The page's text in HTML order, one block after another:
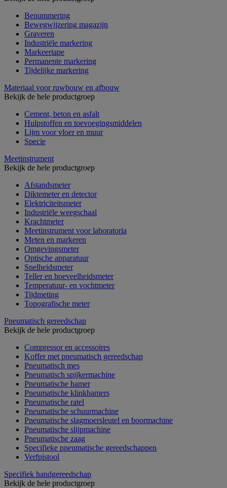
Benummering
Bewegwijzering magazijn
Graveren
Industriële markering
Markeertape
Permanente markering
Tijdelijke markering
Materiaal voor ruwbouw en afbouw
Bekijk de hele productgroep
Cement, beton en asfalt
Hulpstoffen en toevoegingsmiddelen
Lijm voor vloer en muur
Specie
Meetinstrument
Bekijk de hele productgroep
Afstandsmeter
Diktemeter en detector
Elektriciteitsmeter
Industriële weegschaal
Krachtmeter
Meetinstrument voor laboratoria
Meten en markeren
Omgevingsmeter
Optische apparatuur
Snelheidsmeter
Teller en hoeveelheidsmeter
Temperatuur- en vochtmeter
Tijdmeting
Topografische meter
Pneumatisch gereedschap
Bekijk de hele productgroep
Compressor en accessoires
Koffer met pneumatisch gereedschap
Pneumatisch mes
Pneumatisch spijkermachine
Pneumatische hamer
Pneumatische klinkhamers
Pneumatische ratel
Pneumatische schuurmachine
Pneumatische slagmoersleutel en boormachine
Pneumatische slijpmachine
Pneumatische zaag
Specifieke pneumatische gereedschappen
Verfpistool
Specifiek handgereedschap
Bekijk de hele productgroep